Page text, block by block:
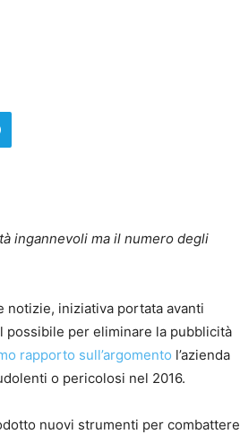
ingannevoli ma il numero degli
notizie, iniziativa portata avanti
possibile per eliminare la pubblicità
rapporto sull’argomento l’azienda
o pericolosi nel 2016.
nuovi strumenti per combattere